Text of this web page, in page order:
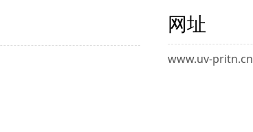
网址
www.uv-pritn.cn